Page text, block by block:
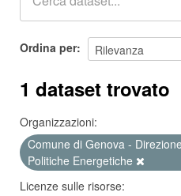
Ordina per
1 dataset trovato
Organizzazioni:
Comune di Genova -
Politiche Energetiche
Licenze sulle risorse: